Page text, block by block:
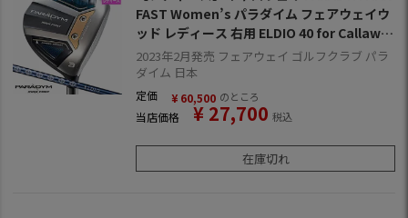
FAST Women’s パラダイム フェアウェイウ
ッド レディース 右用 ELDIO 40 for Callawa
y カーボンシャフト 日本正規品 2023年モデ
ル パラダイムMD
2023年2月発売 フェアウェイ ゴルフクラブ パラ
ダイム 日本
定価 ¥ 60,500 のところ
当店価格 ¥ 27,700 税込
在庫切れ